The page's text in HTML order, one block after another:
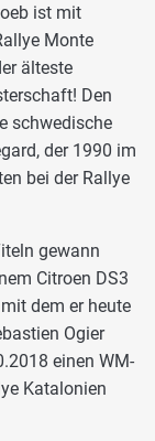
ist mit
Monte
älteste
Den
schwedische
der 1990 im
bei der Rallye
gewann
Citroen DS3
dem er heute
Ogier
einen WM-
Katalonien